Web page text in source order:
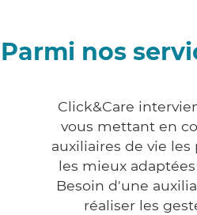
Parmi nos
Click&Care
vous mettant en
auxiliaires de vie
les mieux
Besoin d'une
réaliser les